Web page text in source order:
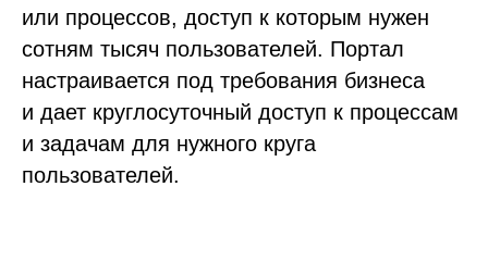
или процессов, доступ к которым нужен
сотням тысяч пользователей. Портал
настраивается под требования бизнеса
и дает круглосуточный доступ к процессам
и задачам для нужного круга
пользователей.